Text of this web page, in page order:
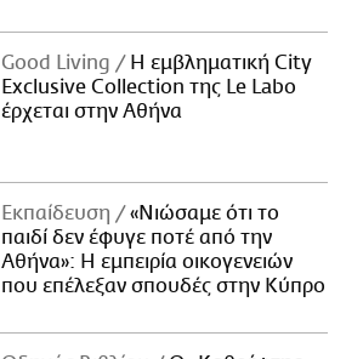
Good Living
Η εμβληματική City
Exclusive Collection της Le Labo
έρχεται στην Αθήνα
Εκπαίδευση
«Νιώσαμε ότι το
παιδί δεν έφυγε ποτέ από την
Αθήνα»: Η εμπειρία οικογενειών
που επέλεξαν σπουδές στην Κύπρο